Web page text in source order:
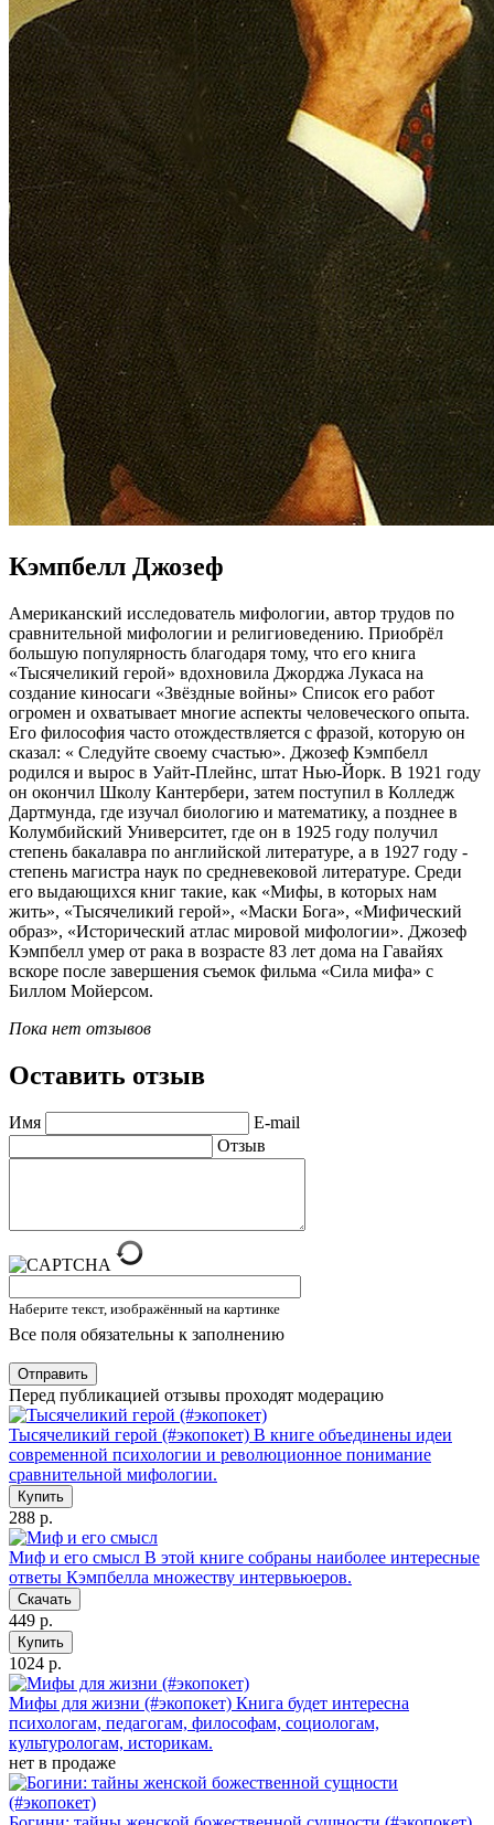
Кэмпбелл Джозеф
Американский исследователь мифологии, автор трудов по
сравнительной мифологии и религиоведению. Приобрёл
большую популярность благодаря тому, что его книга
«Тысячеликий герой» вдохновила Джорджа Лукаса на
создание киносаги «Звёздные войны» Список его работ
огромен и охватывает многие аспекты человеческого опыта.
Его философия часто отождествляется с фразой, которую он
сказал: « Следуйте своему счастью». Джозеф Кэмпбелл
родился и вырос в Уайт-Плейнс, штат Нью-Йорк. В 1921 году
он окончил Школу Кантербери, затем поступил в Колледж
Дартмунда, где изучал биологию и математику, а позднее в
Колумбийский Университет, где он в 1925 году получил
степень бакалавра по английской литературе, а в 1927 году -
степень магистра наук по средневековой литературе. Среди
его выдающихся книг такие, как «Мифы, в которых нам
жить», «Тысячеликий герой», «Маски Бога», «Мифический
образ», «Исторический атлас мировой мифологии». Джозеф
Кэмпбелл умер от рака в возрасте 83 лет дома на Гавайях
вскоре после завершения съемок фильма «Сила мифа» с
Биллом Мойерсом.
Пока нет отзывов
Оставить отзыв
Имя
E-mail
Отзыв
Наберите текст, изображённый на картинке
Все поля обязательны к заполнению
Отправить
Перед публикацией отзывы проходят модерацию
Тысячеликий герой (#экопокет) В книге объединены идеи
современной психологии и революционное понимание
сравнительной мифологии.
Купить
288 р.
Миф и его смысл В этой книге собраны наиболее интересные
ответы Кэмпбелла множеству интервьюеров.
Скачать
449 р.
Купить
1024 р.
Мифы для жизни (#экопокет) Книга будет интересна
психологам, педагогам, философам, социологам,
культурологам, историкам.
нет в продаже